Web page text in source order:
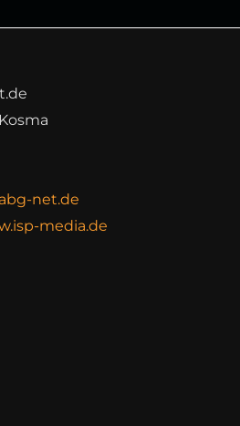
net.de
media.de